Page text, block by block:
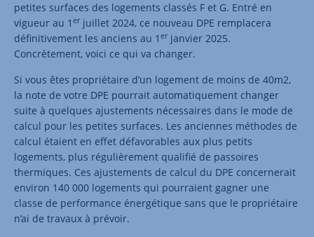
petites surfaces des logements classés F et G. Entré en
vigueur au 1 erjuillet 2024, ce nouveau DPE remplacera
définitivement les anciens au 1 erjanvier 2025.
Concrètement, voici ce qui va changer.
Si vous êtes propriétaire d’un logement de moins de 40m2,
la note de votre DPE pourrait automatiquement changer
suite à quelques ajustements nécessaires dans le mode de
calcul pour les petites surfaces. Les anciennes méthodes de
calcul étaient en effet défavorables aux plus petits
logements, plus régulièrement qualifié de passoires
thermiques. Ces ajustements de calcul du DPE concernerait
environ 140 000 logements qui pourraient gagner une
classe de performance énergétique sans que le propriétaire
n’ai de travaux à prévoir.